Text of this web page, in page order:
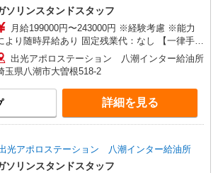
ソリンスタンドスタッフ
月給199000円〜243000円 ※経験考慮 ※能力
より随時昇給あり 固定残業代：なし 【一律手
】 全員に一律で支払われる通勤・皆勤・家族手
金額：なし 全員に一律で支払われるその他手当
金額：あり 《月収例》 月収270,000円（入社1
） （基本給199,000円+各種手当+残業代）+販
報奨金 月収350,000円（入社3年） （基本給
円+各種手当+残業代＋役職手当）+販売報
出光アポロステーション 八潮インター給油所
玉県八潮市大曽根518-2
詳細を見る
光アポロステーション 八潮インター給油所
ソリンスタンドスタッフ